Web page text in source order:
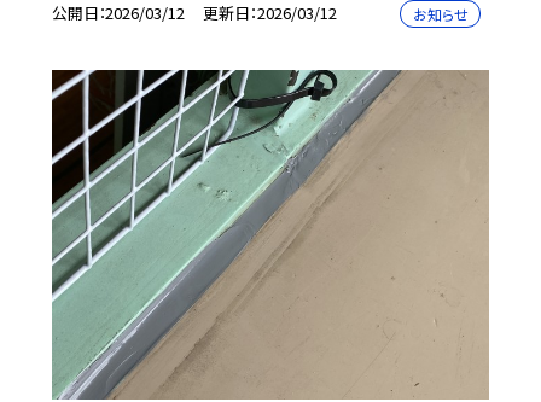
公開日 2026/03/12 更新日 2026/03/12 お知らせ